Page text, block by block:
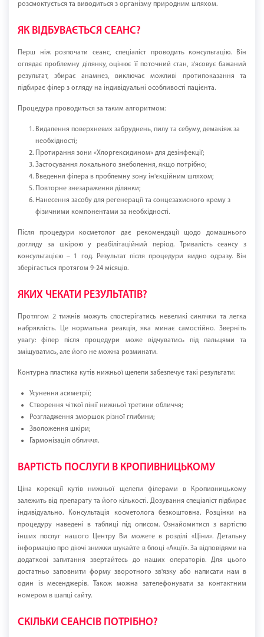
розсмоктується та виводиться з організму природним шляхом.
ЯК ВІДБУВАЄТЬСЯ СЕАНС?
Перш ніж розпочати сеанс, спеціаліст проводить консультацію. Він
оглядає проблемну ділянку, оцінює її поточний стан, з'ясовує бажаний
результат, збирає анамнез, виключає можливі протипоказання та
підбирає філер з огляду на індивідуальні особливості пацієнта.
Процедура проводиться за таким алгоритмом:
Видалення поверхневих забруднень, пилу та себуму, демакіяж за
необхідності;
Протирання зони «Хлоргексидином» для дезінфекції;
Застосування локального знеболення, якщо потрібно;
Введення філера в проблемну зону ін'єкційним шляхом;
Повторне знезараження ділянки;
Нанесення засобу для регенерації та сонцезахисного крему з
фізичними компонентами за необхідності.
Після процедури косметолог дає рекомендації щодо домашнього
догляду за шкірою у реабілітаційний період. Тривалість сеансу з
консультацією – 1 год. Результат після процедури видно одразу. Він
зберігається протягом 9-24 місяців.
ЯКИХ ЧЕКАТИ РЕЗУЛЬТАТІВ?
Протягом 2 тижнів можуть спостерігатись невеликі синячки та легка
набряклість. Це нормальна реакція, яка минає самостійно. Зверніть
увагу: філер після процедури може відчуватись під пальцями та
зміщуватись, але його не можна розминати.
Контурна пластика кутів нижньої щелепи забезпечує такі результати:
Усунення асиметрії;
Створення чіткої лінії нижньої третини обличчя;
Розгладження зморшок різної глибини;
Зволоження шкіри;
Гармонізація обличчя.
ВАРТІСТЬ ПОСЛУГИ В КРОПИВНИЦЬКОМУ
Ціна корекції кутів нижньої щелепи філерами в Кропивницькому
залежить від препарату та його кількості. Дозування спеціаліст підбирає
індивідуально. Консультація косметолога безкоштовна. Розцінки на
процедуру наведені в таблиці під описом. Ознайомитися з вартістю
інших послуг нашого Центру Ви можете в розділі «Ціни». Детальну
інформацію про діючі знижки шукайте в блоці «Акції». За відповідями на
додаткові запитання звертайтесь до наших операторів. Для цього
достатньо заповнити форму зворотного зв'язку або написати нам в
один із месенджерів. Також можна зателефонувати за контактним
номером в шапці сайту.
СКІЛЬКИ СЕАНСІВ ПОТРІБНО?